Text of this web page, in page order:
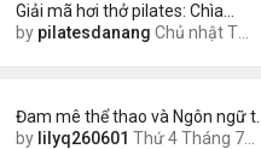
Giải mã hơi thở pilates: Chìa…
by pilatesdanang Chủ nhật Tháng 7 27, 2025 12:57 pm
Đam mê thể thao và Ngôn ngữ t…
by lilyq260601 Thứ 4 Tháng 7 22, 2026 7:13 pm